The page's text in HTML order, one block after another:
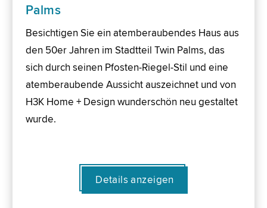
Palms
Besichtigen Sie ein atemberaubendes Haus aus
den 50er Jahren im Stadtteil Twin Palms, das
sich durch seinen Pfosten-Riegel-Stil und eine
atemberaubende Aussicht auszeichnet und von
H3K Home + Design wunderschön neu gestaltet
wurde.
Details anzeigen